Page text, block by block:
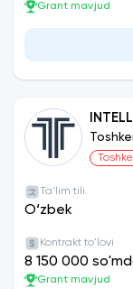
Grant mavjud
Ta'lim tili
O‘zbek
Kontrakt to'lovi
8 150 000
Grant mavjud